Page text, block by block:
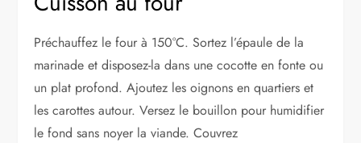
Préchauffez le four à 150°C. Sortez l’épaule de la
marinade et disposez-la dans une cocotte en fonte ou
un plat profond. Ajoutez les oignons en quartiers et
les carottes autour. Versez le bouillon pour humidifier
le fond sans noyer la viande. Couvrez